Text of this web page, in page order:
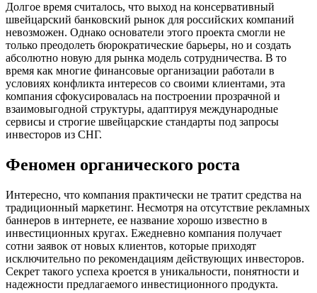
Долгое время считалось, что выход на консервативный
швейцарский банковский рынок для российских компаний
невозможен. Однако основатели этого проекта смогли не
только преодолеть бюрократические барьеры, но и создать
абсолютно новую для рынка модель сотрудничества. В то
время как многие финансовые организации работали в
условиях конфликта интересов со своими клиентами, эта
компания сфокусировалась на построении прозрачной и
взаимовыгодной структуры, адаптируя международные
сервисы и строгие швейцарские стандарты под запросы
инвесторов из СНГ.
Феномен органического роста
Интересно, что компания практически не тратит средства на
традиционный маркетинг. Несмотря на отсутствие рекламных
баннеров в интернете, ее название хорошо известно в
инвестиционных кругах. Ежедневно компания получает
сотни заявок от новых клиентов, которые приходят
исключительно по рекомендациям действующих инвесторов.
Секрет такого успеха кроется в уникальности, понятности и
надежности предлагаемого инвестиционного продукта.